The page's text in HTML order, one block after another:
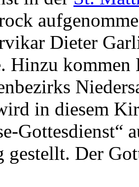
Dieter
Hinzu kommen
in diesem
Gottesdienst“
gestellt. Der